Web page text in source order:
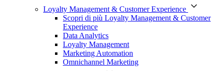
Loyalty Management & Customer Experience
Scopri di più Loyalty Management & Customer
Experience
Data Analytics
Loyalty Management
Marketing Automation
Omnichannel Marketing